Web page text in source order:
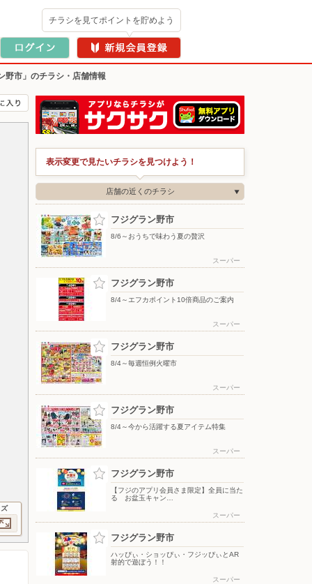
チラシを見てポイントを貯めよう
野市」のチラシ・店舗情報
表示変更で見たいチラシを見つけよう！
店舗の近くのチラシ
フジグラン野市
8/6～おうちで味わう夏の贅沢
スーパー
フジグラン野市
8/4～エフカポイント10倍商品のご案内
スーパー
フジグラン野市
8/4～毎週恒例火曜市
スーパー
フジグラン野市
8/4～今から活躍する夏アイテム特集
スーパー
フジグラン野市
【フジのアプリ会員さま限定】全員に当た
る お盆玉キャン…
スーパー
フジグラン野市
ハッぴぃ・ショッぴぃ・フジッぴぃとAR
射的で遊ぼう！！
スーパー